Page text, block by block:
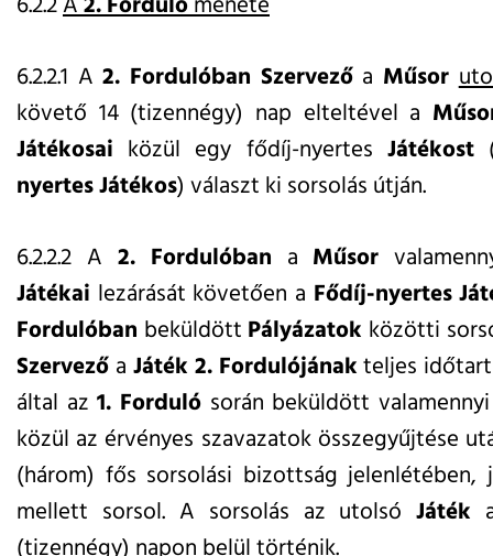
6.2.2.1 A2. Fordulóban Szervezőa Műsor
követő 14 (tizennégy) nap elteltével a
Játékosai közül egy fődíj-nyertes Játékost
nyertes Játékos) választ ki sorsolás útján.
6.2.2.2 A 2. Fordulóban a Műsor
Játékai lezárását követően a Fődíj-nyertes
Fordulóban beküldött Pályázatok közötti
Szervező a Játék 2. Fordulójánakteljes
által az1. Forduló során beküldött
közül az érvényes szavazatok összegyűjtése
(három) fős sorsolási bizottság jelenlétében,
mellett sorsol. A sorsolás az utolsóJáték
(tizennégy) napon belül történik.